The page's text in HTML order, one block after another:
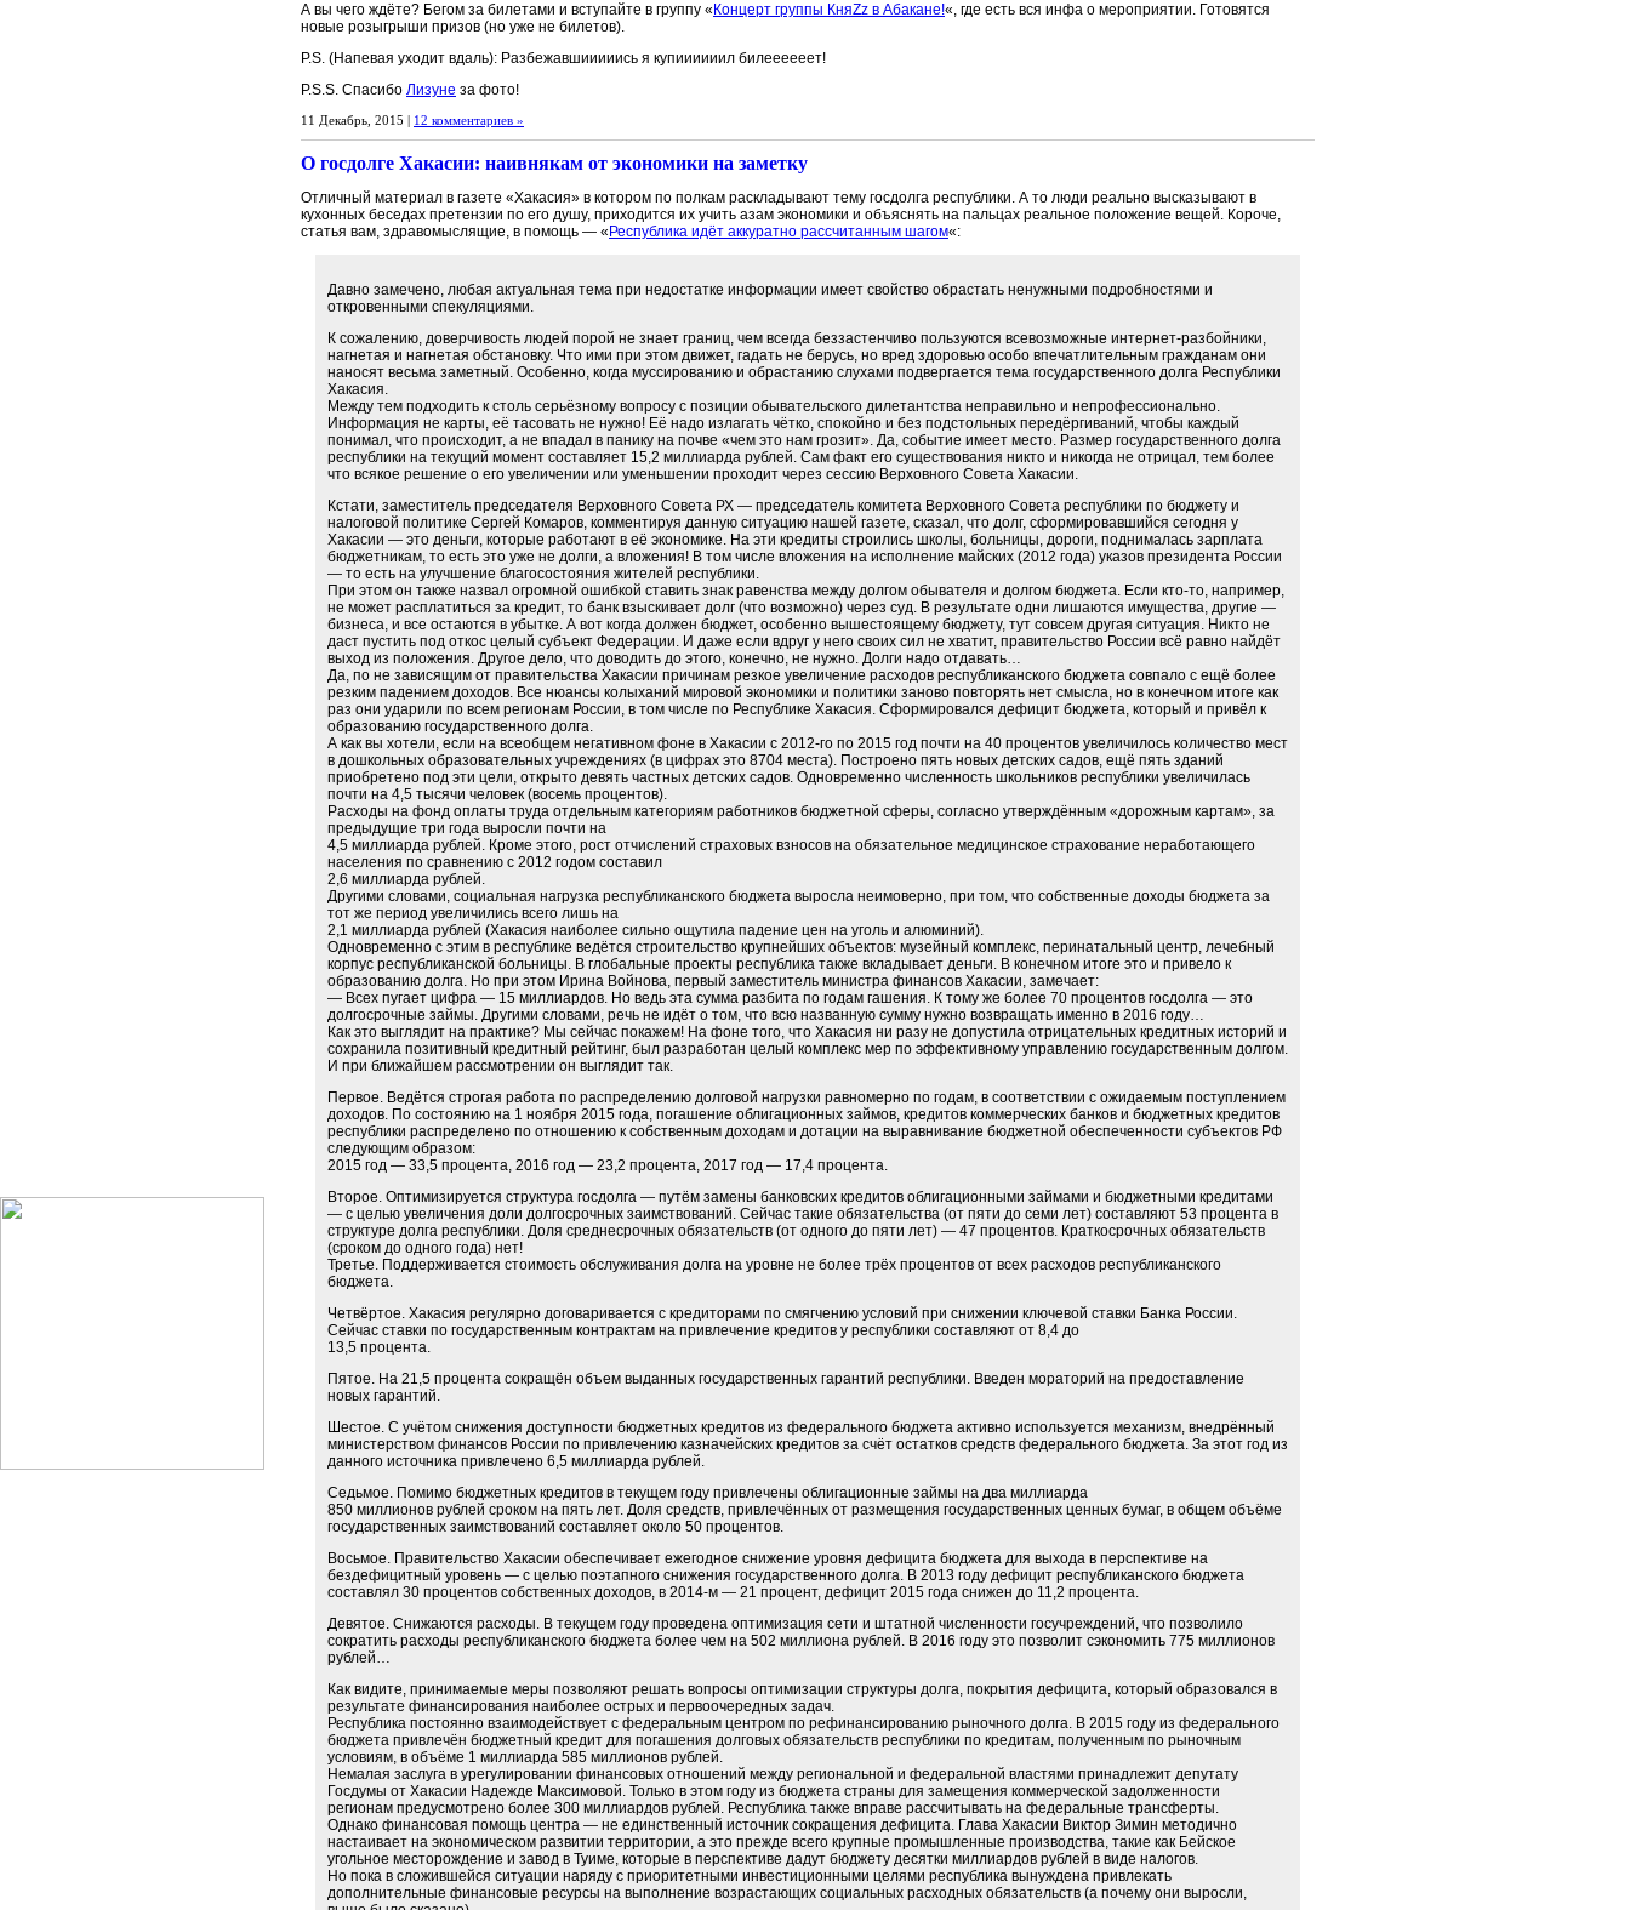
А вы чего ждёте? Бегом за билетами и вступайте в группу « Концерт группы КняZz в Абакане!«, где есть вся инфа о мероприятии. Готовятся
новые розыгрыши призов (но уже не билетов).
P.S. (Напевая уходит вдаль): Разбежавшииииись я купиииииил билеееееет!
P.S.S. Спасибо Лизуне за фото!
11 Декабрь, 2015 | 12 комментариев »
О госдолге Хакасии: наивнякам от экономики на заметку
Отличный материал в газете «Хакасия» в котором по полкам раскладывают тему госдолга республики. А то люди реально высказывают в
кухонных беседах претензии по его душу, приходится их учить азам экономики и объяснять на пальцах реальное положение вещей. Короче,
статья вам, здравомыслящие, в помощь — « Республика идёт аккуратно рассчитанным шагом«:
Давно замечено, любая актуальная тема при недостатке информации имеет свойство обрастать ненужными подробностями и
откровенными спекуляциями.
К сожалению, доверчивость людей порой не знает границ, чем всегда беззастенчиво пользуются всевозможные интернет-разбойники,
нагнетая и нагнетая обстановку. Что ими при этом движет, гадать не берусь, но вред здоровью особо впечатлительным гражданам они
наносят весьма заметный. Особенно, когда муссированию и обрастанию слухами подвергается тема государственного долга Республики
Хакасия.
Между тем подходить к столь серьёзному вопросу с позиции обывательского дилетантства неправильно и непрофессионально.
Информация не карты, её тасовать не нужно! Её надо излагать чётко, спокойно и без подстольных передёргиваний, чтобы каждый
понимал, что происходит, а не впадал в панику на почве «чем это нам грозит». Да, событие имеет место. Размер государственного долга
республики на текущий момент составляет 15,2 миллиарда рублей. Сам факт его существования никто и никогда не отрицал, тем более
что всякое решение о его увеличении или уменьшении проходит через сессию Верховного Совета Хакасии.
Кстати, заместитель председателя Верховного Совета РХ — председатель комитета Верховного Совета республики по бюджету и
налоговой политике Сергей Комаров, комментируя данную ситуацию нашей газете, сказал, что долг, сформировавшийся сегодня у
Хакасии — это деньги, которые работают в её экономике. На эти кредиты строились школы, больницы, дороги, поднималась зарплата
бюджетникам, то есть это уже не долги, а вложения! В том числе вложения на исполнение майских (2012 года) указов президента России
— то есть на улучшение благосостояния жителей республики.
При этом он также назвал огромной ошибкой ставить знак равенства между долгом обывателя и долгом бюджета. Если кто-то, например,
не может расплатиться за кредит, то банк взыскивает долг (что возможно) через суд. В результате одни лишаются имущества, другие —
бизнеса, и все остаются в убытке. А вот когда должен бюджет, особенно вышестоящему бюджету, тут совсем другая ситуация. Никто не
даст пустить под откос целый субъект Федерации. И даже если вдруг у него своих сил не хватит, правительство России всё равно найдёт
выход из положения. Другое дело, что доводить до этого, конечно, не нужно. Долги надо отдавать…
Да, по не зависящим от правительства Хакасии причинам резкое увеличение расходов республиканского бюджета совпало с ещё более
резким падением доходов. Все нюансы колыханий мировой экономики и политики заново повторять нет смысла, но в конечном итоге как
раз они ударили по всем регионам России, в том числе по Республике Хакасия. Сформировался дефицит бюджета, который и привёл к
образованию государственного долга.
А как вы хотели, если на всеобщем негативном фоне в Хакасии с 2012-го по 2015 год почти на 40 процентов увеличилось количество мест
в дошкольных образовательных учреждениях (в цифрах это 8704 места). Построено пять новых детских садов, ещё пять зданий
приобретено под эти цели, открыто девять частных детских садов. Одновременно численность школьников республики увеличилась
почти на 4,5 тысячи человек (восемь процентов).
Расходы на фонд оплаты труда отдельным категориям работников бюджетной сферы, согласно утверждённым «дорожным картам», за
предыдущие три года выросли почти на
4,5 миллиарда рублей. Кроме этого, рост отчислений страховых взносов на обязательное медицинское страхование неработающего
населения по сравнению с 2012 годом составил
2,6 миллиарда рублей.
Другими словами, социальная нагрузка республиканского бюджета выросла неимоверно, при том, что собственные доходы бюджета за
тот же период увеличились всего лишь на
2,1 миллиарда рублей (Хакасия наиболее сильно ощутила падение цен на уголь и алюминий).
Одновременно с этим в республике ведётся строительство крупнейших объектов: музейный комплекс, перинатальный центр, лечебный
корпус республиканской больницы. В глобальные проекты республика также вкладывает деньги. В конечном итоге это и привело к
образованию долга. Но при этом Ирина Войнова, первый заместитель министра финансов Хакасии, замечает:
— Всех пугает цифра — 15 миллиардов. Но ведь эта сумма разбита по годам гашения. К тому же более 70 процентов госдолга — это
долгосрочные займы. Другими словами, речь не идёт о том, что всю названную сумму нужно возвращать именно в 2016 году…
Как это выглядит на практике? Мы сейчас покажем! На фоне того, что Хакасия ни разу не допустила отрицательных кредитных историй и
сохранила позитивный кредитный рейтинг, был разработан целый комплекс мер по эффективному управлению государственным долгом.
И при ближайшем рассмотрении он выглядит так.
Первое. Ведётся строгая работа по распределению долговой нагрузки равномерно по годам, в соответствии с ожидаемым поступлением
доходов. По состоянию на 1 ноября 2015 года, погашение облигационных займов, кредитов коммерческих банков и бюджетных кредитов
республики распределено по отношению к собственным доходам и дотации на выравнивание бюджетной обеспеченности субъектов РФ
следующим образом:
2015 год — 33,5 процента, 2016 год — 23,2 процента, 2017 год — 17,4 процента.
Второе. Оптимизируется структура госдолга — путём замены банковских кредитов облигационными займами и бюджетными кредитами
— с целью увеличения доли долгосрочных заимствований. Сейчас такие обязательства (от пяти до семи лет) составляют 53 процента в
структуре долга республики. Доля среднесрочных обязательств (от одного до пяти лет) — 47 процентов. Краткосрочных обязательств
(сроком до одного года) нет!
Третье. Поддерживается стоимость обслуживания долга на уровне не более трёх процентов от всех расходов республиканского
бюджета.
Четвёртое. Хакасия регулярно договаривается с кредиторами по смягчению условий при снижении ключевой ставки Банка России.
Сейчас ставки по государственным контрактам на привлечение кредитов у республики составляют от 8,4 до
13,5 процента.
Пятое. На 21,5 процента сокращён объем выданных государственных гарантий республики. Введен мораторий на предоставление
новых гарантий.
Шестое. С учётом снижения доступности бюджетных кредитов из федерального бюджета активно используется механизм, внедрённый
министерством финансов России по привлечению казначейских кредитов за счёт остатков средств федерального бюджета. За этот год из
данного источника привлечено 6,5 миллиарда рублей.
Седьмое. Помимо бюджетных кредитов в текущем году привлечены облигационные займы на два миллиарда
850 миллионов рублей сроком на пять лет. Доля средств, привлечённых от размещения государственных ценных бумаг, в общем объёме
государственных заимствований составляет около 50 процентов.
Восьмое. Правительство Хакасии обеспечивает ежегодное снижение уровня дефицита бюджета для выхода в перспективе на
бездефицитный уровень — с целью поэтапного снижения государственного долга. В 2013 году дефицит республиканского бюджета
составлял 30 процентов собственных доходов, в 2014-м — 21 процент, дефицит 2015 года снижен до 11,2 процента.
Девятое. Снижаются расходы. В текущем году проведена оптимизация сети и штатной численности госучреждений, что позволило
сократить расходы республиканского бюджета более чем на 502 миллиона рублей. В 2016 году это позволит сэкономить 775 миллионов
рублей…
Как видите, принимаемые меры позволяют решать вопросы оптимизации структуры долга, покрытия дефицита, который образовался в
результате финансирования наиболее острых и первоочередных задач.
Республика постоянно взаимодействует с федеральным центром по рефинансированию рыночного долга. В 2015 году из федерального
бюджета привлечён бюджетный кредит для погашения долговых обязательств республики по кредитам, полученным по рыночным
условиям, в объёме 1 миллиарда 585 миллионов рублей.
Немалая заслуга в урегулировании финансовых отношений между региональной и федеральной властями принадлежит депутату
Госдумы от Хакасии Надежде Максимовой. Только в этом году из бюджета страны для замещения коммерческой задолженности
регионам предусмотрено более 300 миллиардов рублей. Республика также вправе рассчитывать на федеральные трансферты.
Однако финансовая помощь центра — не единственный источник сокращения дефицита. Глава Хакасии Виктор Зимин методично
настаивает на экономическом развитии территории, а это прежде всего крупные промышленные производства, такие как Бейское
угольное месторождение и завод в Туиме, которые в перспективе дадут бюджету десятки миллиардов рублей в виде налогов.
Но пока в сложившейся ситуации наряду с приоритетными инвестиционными целями республика вынуждена привлекать
дополнительные финансовые ресурсы на выполнение возрастающих социальных расходных обязательств (а почему они выросли,